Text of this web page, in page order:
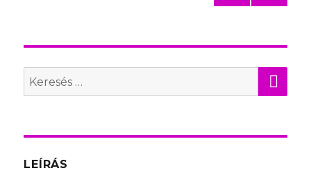
Search
for:
LEÍRÁS